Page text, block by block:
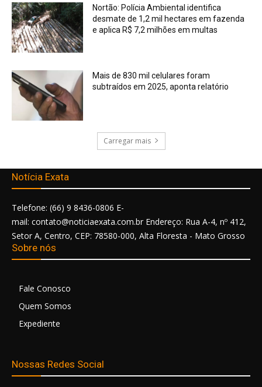
Nortão: Polícia Ambiental identifica
desmate de 1,2 mil hectares em fazenda
e aplica R$ 7,2 milhões em multas
Mais de 830 mil celulares foram
subtraídos em 2025, aponta relatório
Carregar mais
Notícia Exata
Telefone: (66) 9 8436-0806 E-
mail: contato@noticiaexata.com.br Endereço: Rua A-4, nº 412,
Setor A, Centro, CEP: 78580-000, Alta Floresta - Mato Grosso
Sobre nós
Fale Conosco
Quem Somos
Expediente
Nossas Redes Social